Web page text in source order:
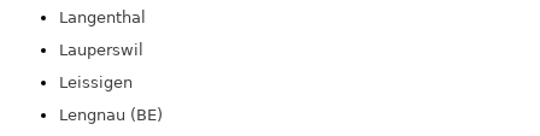
Langenthal
Lauperswil
Leissigen
Lengnau (BE)